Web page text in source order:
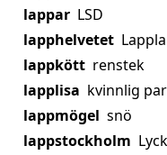
lappar LSD
lapphelvetet
lappkött renstek
lapplisa kvinnlig
lappmögel snö
lappstockholm